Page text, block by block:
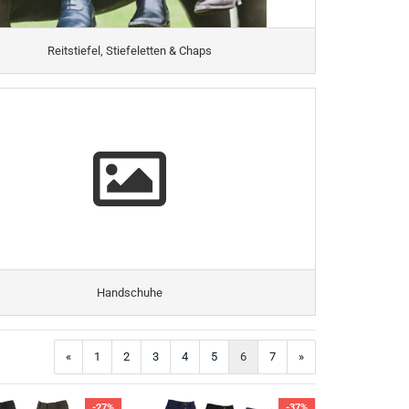
Reitstiefel, Stiefeletten & Chaps
Handschuhe
« 1 2 3 4 5 6 7 »